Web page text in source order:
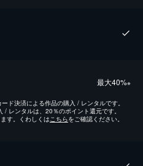
最⼤40%※
ド決済による作品の購入 / レンタルです。
レンタルは、20％のポイント還元です。
す。くわしくはこちらをご確認ください。